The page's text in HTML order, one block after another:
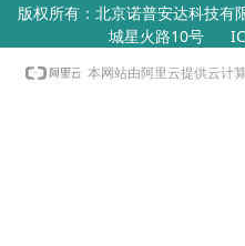
版权所有：北京诺普安达科技
城星火路10号
本网站由阿里云提供云计